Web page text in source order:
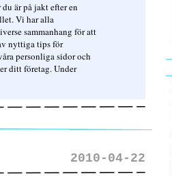
är på jakt efter en
Vi har alla
sammanhang för att
nyttiga tips för
personliga sidor och
ditt företag. Under
2010-04-22